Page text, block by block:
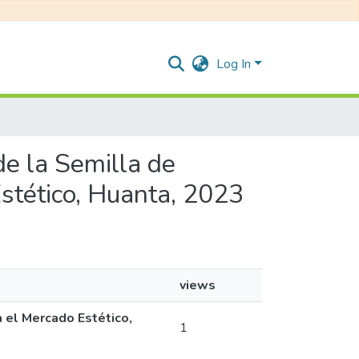
Log In
la Semilla de
Huanta, 2023
views
Mercado Estético,
1